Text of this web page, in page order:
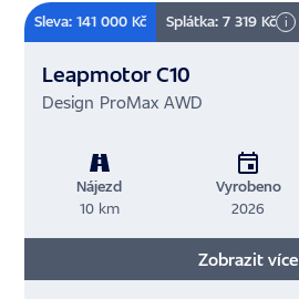
Sleva: 141 000 Kč Splátka: 7 319 Kč i
Leapmotor C10
Design ProMax AWD
Nájezd
10 km
Vyrobeno
2026
Zobrazit více